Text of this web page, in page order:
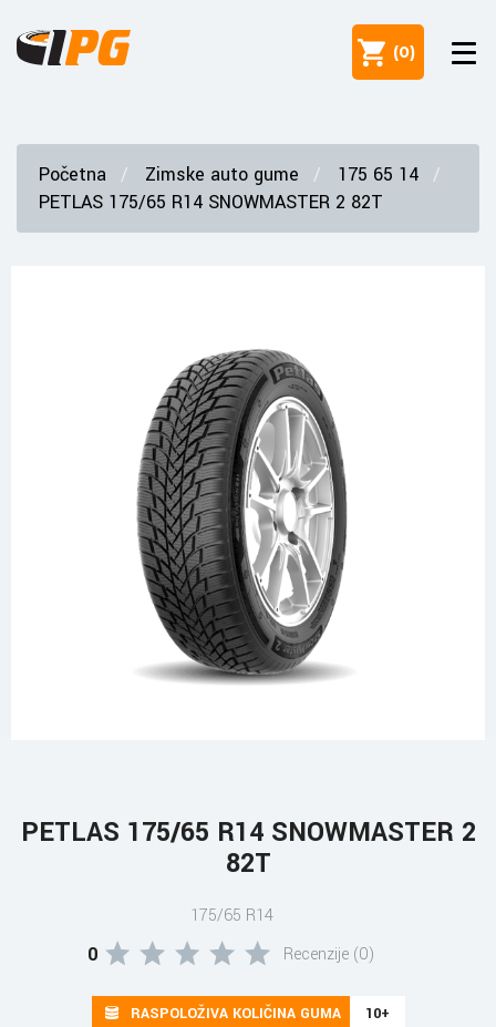
(0)
Početna Zimske auto gume
175 65 14
PETLAS 175/65 R14 SNOWMASTER 2 82T
PETLAS 175/65 R14 SNOWMASTER 2
82T
175/65 R14
0 Recenzije (0)
RASPOLOŽIVA KOLIČINA GUMA 10+